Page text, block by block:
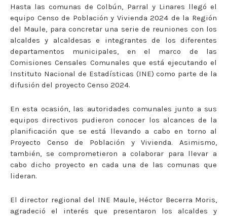
Hasta las comunas de Colbún, Parral y Linares llegó el
equipo Censo de Población y Vivienda 2024 de la Región
del Maule, para concretar una serie de reuniones con los
alcaldes y alcaldesas e integrantes de los diferentes
departamentos municipales, en el marco de las
Comisiones Censales Comunales que está ejecutando el
Instituto Nacional de Estadísticas (INE) como parte de la
difusión del proyecto Censo 2024.
En esta ocasión, las autoridades comunales junto a sus
equipos directivos pudieron conocer los alcances de la
planificación que se está llevando a cabo en torno al
Proyecto Censo de Población y Vivienda. Asimismo,
también, se comprometieron a colaborar para llevar a
cabo dicho proyecto en cada una de las comunas que
lideran.
El director regional del INE Maule, Héctor Becerra Moris,
agradeció el interés que presentaron los alcaldes y